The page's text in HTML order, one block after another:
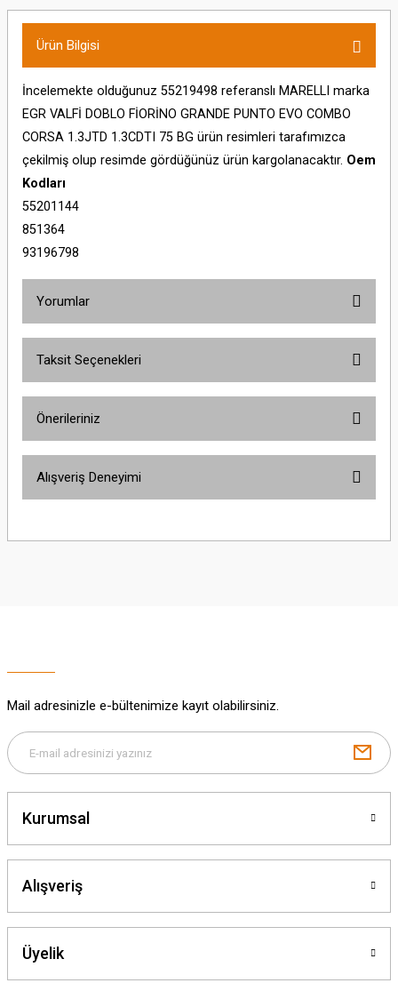
Ürün Bilgisi
İncelemekte olduğunuz 55219498 referanslı MARELLI marka
EGR VALFİ DOBLO FİORİNO GRANDE PUNTO EVO COMBO
CORSA 1.3JTD 1.3CDTI 75 BG ürün resimleri tarafımızca
çekilmiş olup resimde gördüğünüz ürün kargolanacaktır. Oem
Kodları
55201144
851364
93196798
Yorumlar
Taksit Seçenekleri
Önerileriniz
yetersiz gördüğünüz noktaları öneri formunu kullanarak tarafımıza
Gönder
Alışveriş Deneyimi
Mail adresinizle e-bültenimize kayıt olabilirsiniz.
Kurumsal
Alışveriş
Üyelik